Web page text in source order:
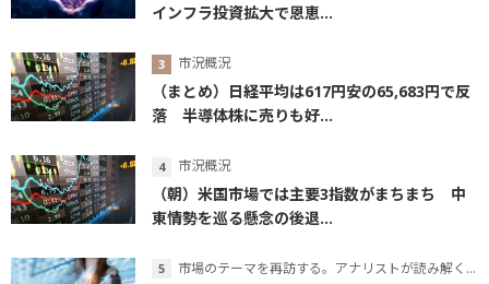
インフラ投資拡大で恩恵...
市況概況
（まとめ）日経平均は617円安の65,683円で反
落 半導体株に売りも好...
市況概況
（朝）米国市場では主要3指数がまちまち 中
東情勢を巡る懸念の後退...
市場のテーマを再訪する。アナリストが読み解くテーマの本質